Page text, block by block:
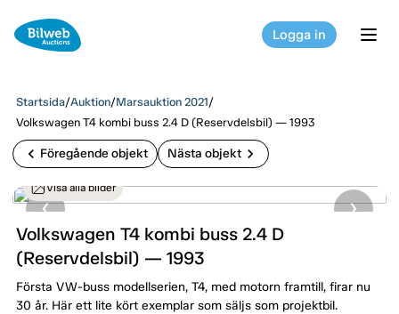
Logga in
Startsida/Auktion/Marsauktion 2021/
Volkswagen T4 kombi buss 2.4 D (Reservdelsbil) — 1993
chevron_left Föregående objekt Nästa objekt chevron_right
Visa alla bilder
Volkswagen T4 kombi buss 2.4 D
(Reservdelsbil) — 1993
Första VW-buss modellserien, T4, med motorn framtill, firar nu
30 år. Här ett lite kört exemplar som säljs som projektbil.